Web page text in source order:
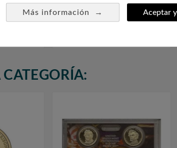
Más información → Aceptar
35º

E.E.U.U. 1$ (2013) 25º
Presidencial William
McKinley (2cecas)